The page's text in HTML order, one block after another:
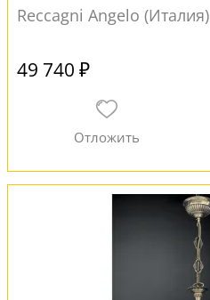
Reccagni Angelo (Италия)
49 740 ₽